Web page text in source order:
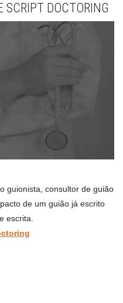
SCRIPT DOCTORING
guionista, consultor de guião
de um guião já escrito
escrita.